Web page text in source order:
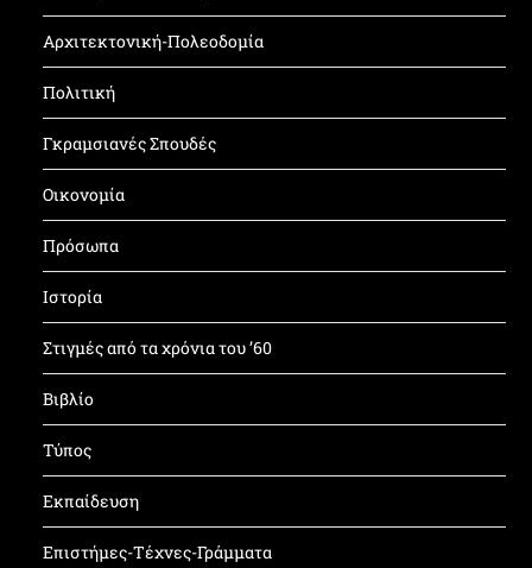
Αρχιτεκτονική-Πολεοδομία
Πολιτική
Γκραμσιανές Σπουδές
Οικονομία
Πρόσωπα
Ιστορία
Στιγμές από τα χρόνια του ’60
Βιβλίο
Τύπος
Εκπαίδευση
Επιστήμες-Τέχνες-Γράμματα